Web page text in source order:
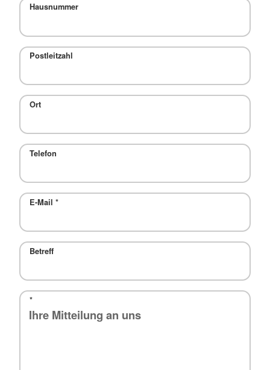
Hausnummer
Postleitzahl
Ort
Telefon
E-Mail *
Betreff
*